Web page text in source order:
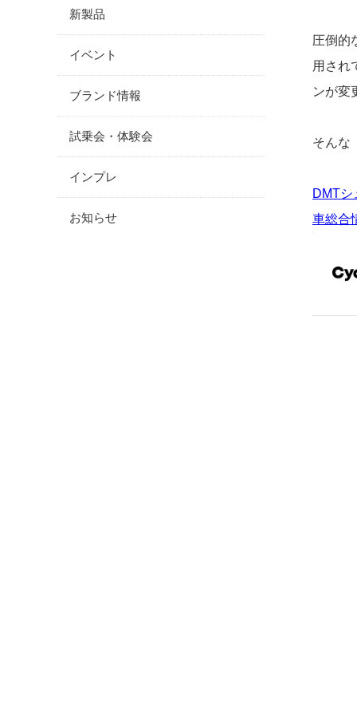
圧倒的
用され
ンが変
そんな
DMT
車総合
新製品
イベント
ブランド情報
試乗会・体験会
インプレ
お知らせ